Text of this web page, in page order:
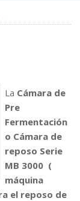
La Cámara de
Pre
Fermentación
o Cámara de
reposo Serie
MB 3000 (
máquina
el reposo de